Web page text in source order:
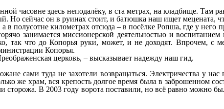
часовне здесь неподалёку, в ста метрах, на кладбище.
Но сейчас он в руинах стоит, и батюшка наш ищет мецената,
полусотне километрах отсюда – в посёлке Ропша, где у него
занимается миссионерской деятельностью и
так что до Копорья руки, может, и не доходят. Впрочем, с
Копорья.
церковь, – высказывает надежду наш гид.
сами туда не захотели возвращаться. Электричества у
же храм, вся крепость долгое время была в заброшенном
В 2003 году ворота поставили, но всё равно можно